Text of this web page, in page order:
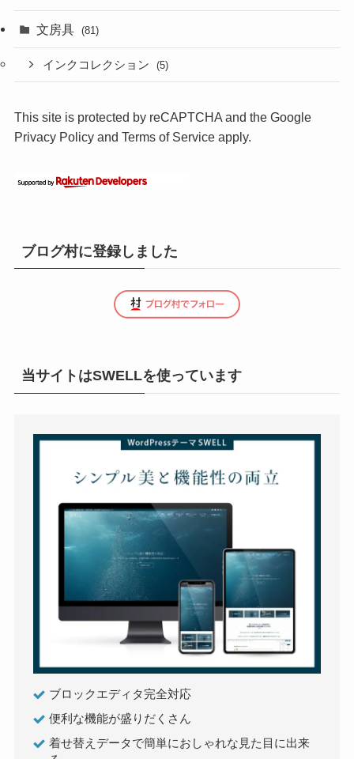
文房具 (81)
インクコレクション (5)
This site is protected by reCAPTCHA and the Google
Privacy Policyand Terms of Serviceapply.
ブログ村に登録しました
当サイトはSWELLを使っています
ブロックエディタ完全対応
便利な機能が盛りだくさん
着せ替えデータで簡単におしゃれな見た目に出来